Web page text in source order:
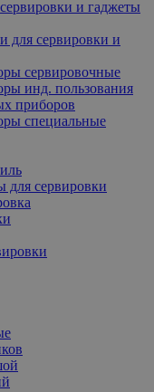
и гаджеты
для сервировки и
сервировочные
инд. пользования
приборов
специальные
для сервировки